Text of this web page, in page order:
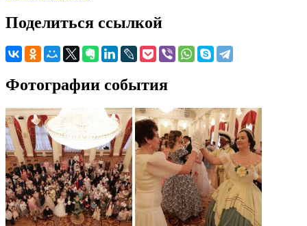
Поделиться ссылкой
Фотографии события